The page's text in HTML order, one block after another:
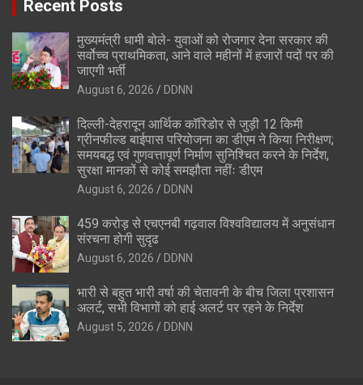
Recent Posts
मुख्यमंत्री धामी बोले- युवाओं को रोजगार देना सरकार की
सर्वोच्च प्राथमिकता, आने वाले महीनों में हजारों पदों पर की
जाएगी भर्ती
August 6, 2026 DDNN
दिल्ली-देहरादून आर्थिक कॉरिडोर से जुड़ी 12 किमी
ग्रीनफील्ड बाईपास परियोजना का डीएम ने किया निरीक्षण;
समयबद्ध एवं गुणवत्तापूर्ण निर्माण सुनिश्चित करने के निर्देश,
सुरक्षा मानकों से कोई समझौता नहींः डीएम
August 6, 2026 DDNN
459 करोड़ से एचएनबी गढ़वाल विश्वविद्यालय में अनुसंधान
संरचना होगी सुदृढ
August 6, 2026 DDNN
भारी से बहुत भारी वर्षा की चेतावनी के बीच जिला प्रशासन
अलर्ट, सभी विभागों को हाई अलर्ट पर रहने के निर्देश
August 5, 2026 DDNN